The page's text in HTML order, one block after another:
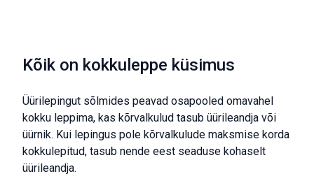
Kõik on kokkuleppe küsimus
Üürilepingut sõlmides peavad osapooled omavahel
kokku leppima, kas kõrvalkulud tasub üürileandja või
üürnik. Kui lepingus pole kõrvalkulude maksmise korda
kokkulepitud, tasub nende eest seaduse kohaselt
üürileandja.